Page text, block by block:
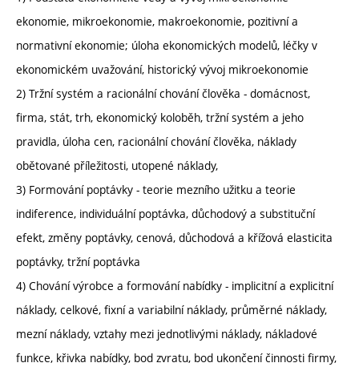
ekonomie, mikroekonomie, makroekonomie, pozitivní a
normativní ekonomie; úloha ekonomických modelů, léčky v
ekonomickém uvažování, historický vývoj mikroekonomie
2) Tržní systém a racionální chování člověka - domácnost,
firma, stát, trh, ekonomický koloběh, tržní systém a jeho
pravidla, úloha cen, racionální chování člověka, náklady
obětované příležitosti, utopené náklady,
3) Formování poptávky - teorie mezního užitku a teorie
indiference, individuální poptávka, důchodový a substituční
efekt, změny poptávky, cenová, důchodová a křížová elasticita
poptávky, tržní poptávka
4) Chování výrobce a formování nabídky - implicitní a explicitní
náklady, celkové, fixní a variabilní náklady, průměrné náklady,
mezní náklady, vztahy mezi jednotlivými náklady, nákladové
funkce, křivka nabídky, bod zvratu, bod ukončení činnosti firmy,